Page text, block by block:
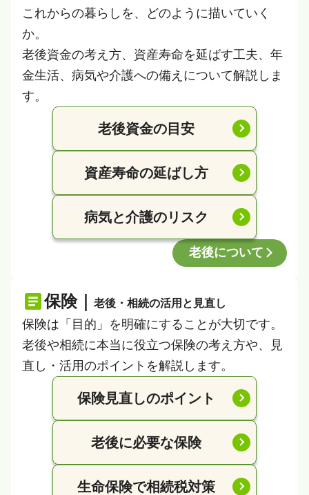
これからの暮らしを、どのように描いていく
か。
老後資金の考え方、資産寿命を延ばす工夫、年
金生活、病気や介護への備えについて解説しま
す。
老後資金の目安
資産寿命の延ばし方
病気と介護のリスク
老後について
保険｜ 老後・相続の活用と見直し
保険は「目的」を明確にすることが大切です。
老後や相続に本当に役立つ保険の考え方や、見
直し・活用のポイントを解説します。
保険見直しのポイント
老後に必要な保険
生命保険で相続税対策